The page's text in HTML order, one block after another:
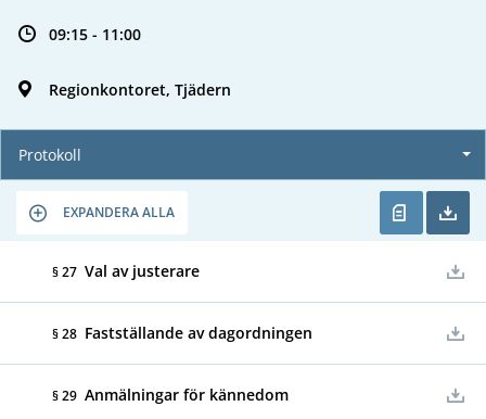
09:15 - 11:00
Regionkontoret, Tjädern
Protokoll
EXPANDERA ALLA
§ 27 Val av justerare
§ 28 Fastställande av dagordningen
§ 29 Anmälningar för kännedom